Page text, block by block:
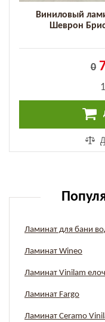
Виниловый
Шеврон
0
Ламинат для бани
Ламинат Wineo
Ламинат Vinilam
Ламинат Fargo
Ламинат Ceramo